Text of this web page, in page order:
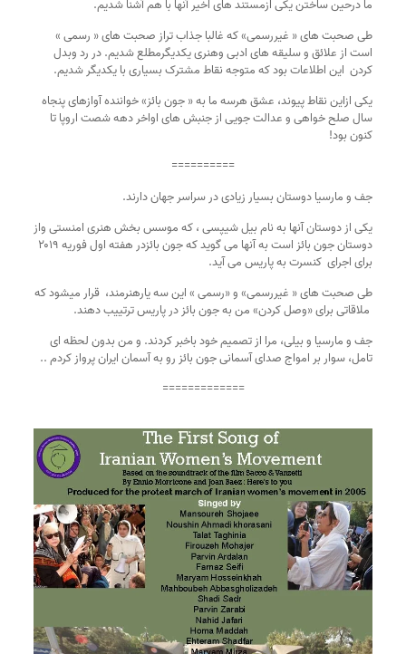
ما درحین ساختن یکی ازمستند های اخیر آنها با هم آشنا شدیم.
است از علائق و سلیقه های ادبی وهنری یکدیگرمطلع شدیم. در رد وبدل
کردن  این اطلاعات بود که متوجه نقاط مشترک بسیاری با یکدیگر شدیم.
یکی ازاین نقاط پیوند، عشق هرسه ما به « جون بائز» خواننده آوازهای پنجاه
کنون بود!
==========
جف و مارسیا دوستان بسیار زیادی در سراسر جهان دارند.
برای اجرای  کنسرت به پاریس می آید.
طی صحبت های « غیررسمی» و «رسمی » این سه یارهنرمند،  قرار میشود که
ملاقاتی برای «وصل کردن» من به جون بائز در پاریس ترتییب دهند.
جف و مارسیا و بیلی، مرا از تصمیم خود باخبر کردند. و من بدون لحظه ای
تامل، سوار بر امواج صدای آسمانی جون بائز رو به آسمان ایران پرواز کردم ..
=============